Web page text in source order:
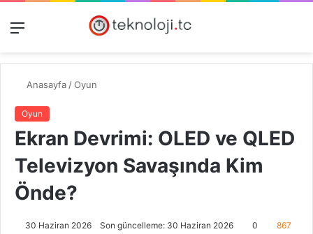
Kayıt
Anasayfa /Oyun
Oyun
Ekran Devrimi: OLED ve QLED
Televizyon Savaşında Kim
Önde?
30 Haziran 2026 Son güncelleme: 30 Haziran 2026 0 867